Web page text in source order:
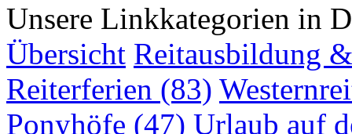
Unsere Linkkategorien in
Übersicht Reitausbildung
Reiterferien (83)
Ponyhöfe (47) Urlaub auf